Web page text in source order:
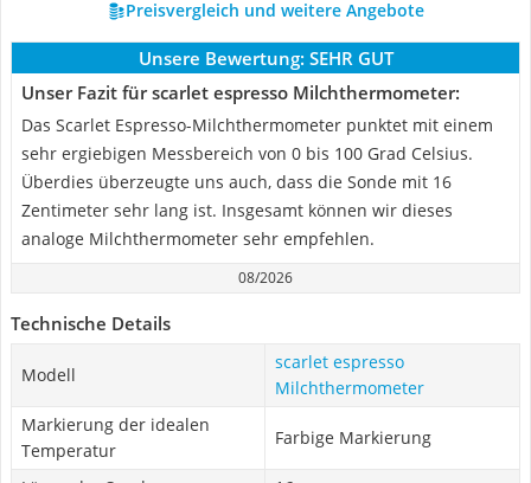
Preisvergleich und weitere Angebote
Unsere Bewertung: SEHR GUT
Unser Fazit für scarlet espresso Milchthermometer:
Das Scarlet Espresso-Milchthermometer punktet mit einem
sehr ergiebigen Messbereich von 0 bis 100 Grad Celsius.
Überdies überzeugte uns auch, dass die Sonde mit 16
Zentimeter sehr lang ist. Insgesamt können wir dieses
analoge Milchthermometer sehr empfehlen.
08/2026
Technische Details
Modell
scarlet espresso
Milchthermometer
Markierung der idealen
Temperatur
Farbige Markierung